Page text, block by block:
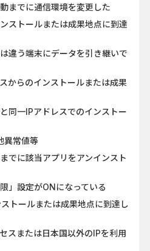
までに通信環境を変更した
ストールまたは成果地点に到達
違う端末にデータを引き継いで
からのインストールまたは成果
同一IPアドレスでのインストー
異常値等
でに該当アプリをアンインスト
」設定がONになっている
トールまたは成果地点に到達し
スまたは日本国以外のIPを利用